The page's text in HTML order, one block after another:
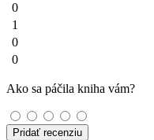
0
1
0
0
Ako sa páčila kniha vám?
Pridať recenziu